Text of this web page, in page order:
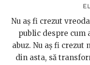
Nu aș fi crezut
public despre
abuz. Nu aș fi crezut
din asta, să